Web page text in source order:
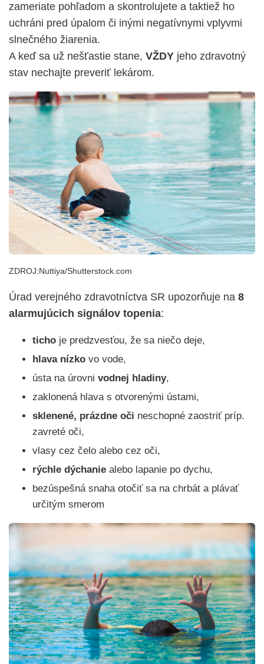
zameriate pohľadom a skontrolujete a taktiež ho
uchráni pred úpalom či inými negatívnymi vplyvmi
slnečného žiarenia.
A keď sa už nešťastie stane, VŽDY jeho zdravotný
stav nechajte preveriť lekárom.
ZDROJ:Nuttiya/Shutterstock.com
Úrad verejného zdravotníctva SR upozorňuje na 8
alarmujúcich signálov topenia:
ticho je predzvesťou, že sa niečo deje,
hlava nízko vo vode,
ústa na úrovni vodnej hladiny,
zaklonená hlava s otvorenými ústami,
sklenené, prázdne oči neschopné zaostriť príp.
zavreté oči,
vlasy cez čelo alebo cez oči,
rýchle dýchanie alebo lapanie po dychu,
bezúspešná snaha otočiť sa na chrbát a plávať
určitým smerom